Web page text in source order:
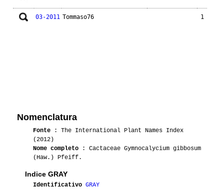
03-2011 Tommaso76 1
Nomenclatura
Fonte : The International Plant Names Index
(2012)
Nome completo : Cactaceae Gymnocalycium gibbosum
(Haw.) Pfeiff.
Indice GRAY
Identificativo GRAY